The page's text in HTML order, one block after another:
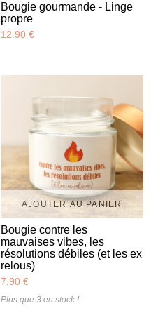
Bougie gourmande - Linge
propre
12.90 €
AJOUTER AU PANIER
Bougie contre les
mauvaises vibes, les
résolutions débiles (et les ex
relous)
7.90 €
Plus que 3 en stock !